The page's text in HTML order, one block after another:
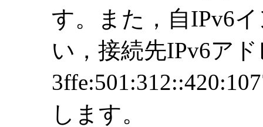
す。また，自IPv6
い，接続先IPv6ア
します。